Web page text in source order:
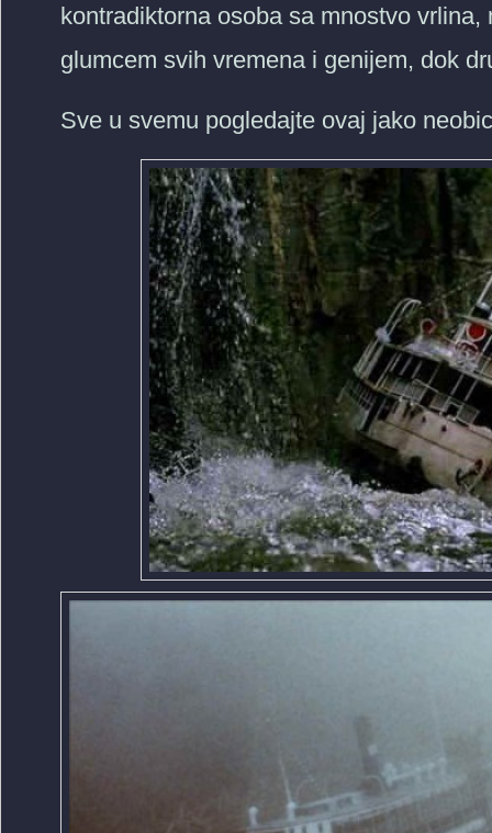
kontradiktorna osoba sa mnostvo
glumcem svih vremena i genijem, dok
Sve u svemu pogledajte ovaj jako